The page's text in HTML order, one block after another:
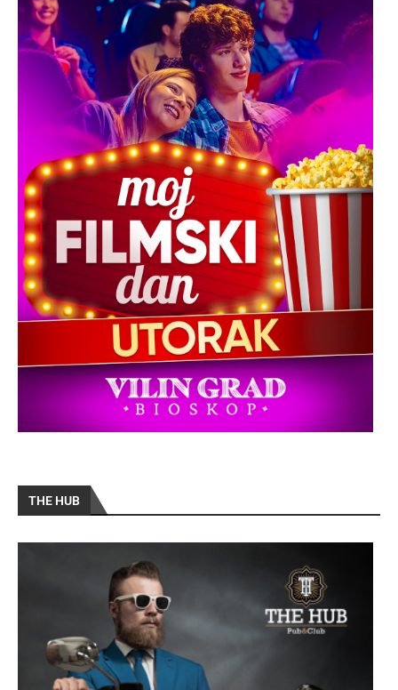
THE HUB